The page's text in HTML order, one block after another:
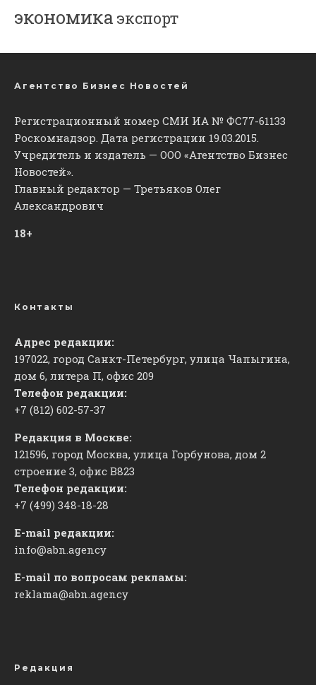
экономика экспорт
Агентство Бизнес Новостей
Регистрационный номер СМИ ИА № ФС77-61133
Роскомнадзор. Дата регистрации 19.03.2015.
Учредитель и издатель — ООО «Агентство Бизнес
Новостей».
Главный редактор — Третьяков Олег
Александрович
18+
Контакты
Адрес редакции:
197022, город Санкт-Петербург, улица Чапыгина,
дом 6, литера П, офис 209
Телефон редакции:
+7 (812) 602-57-37
Редакция в Москве:
121596, город Москва, улица Горбунова, дом 2
строение 3, офис ​В823
Телефон редакции:
+7 (499) 348-18-28
E-mail редакции:
info@abn.agency
E-mail по вопросам рекламы:
reklama@abn.agency
Редакция